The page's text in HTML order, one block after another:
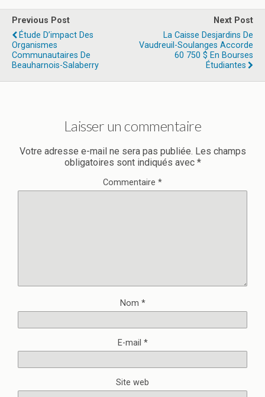
Previous Post
Étude D’impact Des
Organismes
Communautaires De
Beauharnois-Salaberry
Next Post
La Caisse Desjardins De
Vaudreuil-Soulanges Accorde
60 750 $ En Bourses
Étudiantes
Laisser un commentaire
Votre adresse e-mail ne sera pas publiée. Les champs
obligatoires sont indiqués avec *
Commentaire *
Nom *
E-mail *
Site web